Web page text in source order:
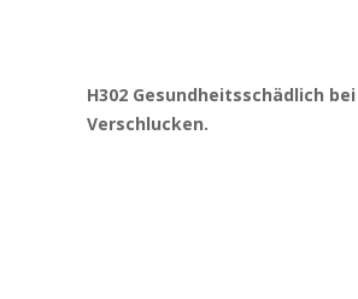
H302 Gesundheitsschädlich bei
Verschlucken.